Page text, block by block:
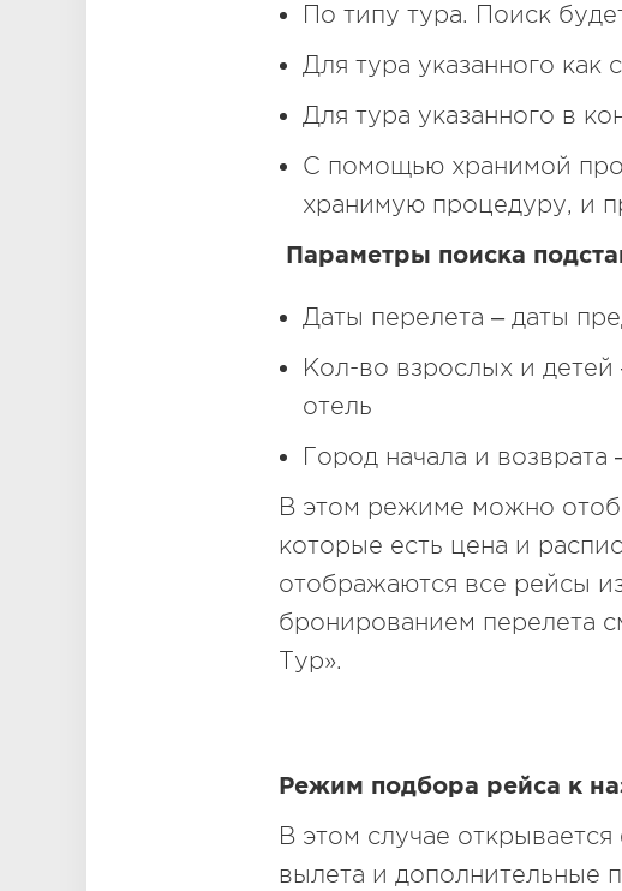
По типу тура. Поиск
Для тура указанного
Для тура указанного в
С помощью хранимой
хранимую процедуру, и
Параметры поиска
Даты перелета – даты
Кол-во взрослых и
отель
Город начала и
В этом режиме можно
которые есть цена и
отображаются все рейсы
бронированием перелета
Тур».
Режим подбора рейса к
В этом случае
вылета и дополнительные